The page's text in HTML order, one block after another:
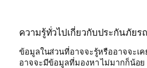
ความรู้ทั่วไปเกี่ยวกับประกันภัยร
ข้อมูลในส่วนที่อาจจะรู้หรืออาจจะเ
อาจจะมีข้อมูลที่มองหา ไม่มากก็น้อย